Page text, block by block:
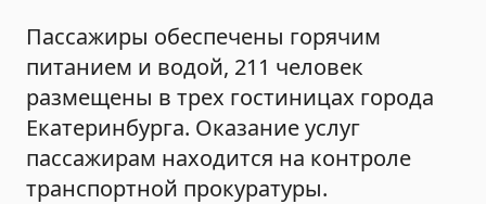
Пассажиры обеспечены горячим
питанием и водой, 211 человек
размещены в трех гостиницах города
Екатеринбурга. Оказание услуг
пассажирам находится на контроле
транспортной прокуратуры.